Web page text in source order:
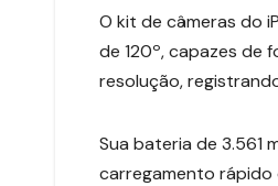
O kit de câmeras do
de 120º, capazes de
resolução,
Sua bateria de 3.561
carregamento rápido